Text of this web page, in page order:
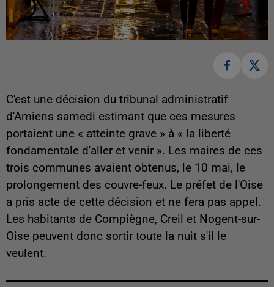
C'est une décision du tribunal administratif
d'Amiens samedi estimant que ces mesures
portaient une « atteinte grave » à « la liberté
fondamentale d'aller et venir ». Les maires de ces
trois communes avaient obtenus, le 10 mai, le
prolongement des couvre-feux. Le préfet de l'Oise
a pris acte de cette décision et ne fera pas appel.
Les habitants de Compiègne, Creil et Nogent-sur-
Oise peuvent donc sortir toute la nuit s'il le
veulent.